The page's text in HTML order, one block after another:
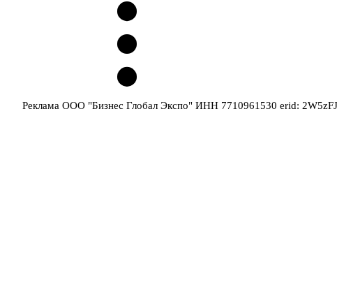
Реклама ООО "Бизнес Глобал Экспо" ИНН 7710961530 erid: